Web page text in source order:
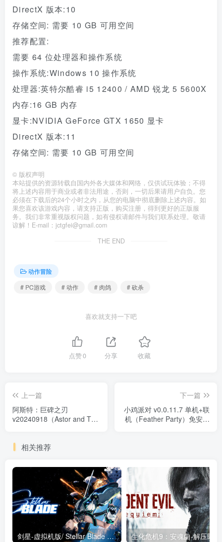
DirectX 版本:10
存储空间: 需要 10 GB 可用空间
推荐配置:
需要 64 位处理器和操作系统
操作系统:Windows 10 操作系统
处理器:英特尔酷睿 i5 12400 / AMD 锐龙 5 5600X
内存:16 GB 内存
显卡:NVIDIA GeForce GTX 1650 显卡
DirectX 版本:11
存储空间: 需要 10 GB 可用空间
© 版权声明
本站提供的资源转载自国内外各大媒体和网络，仅供试玩体验；不得
将上述内容用于商业或者非法用途，否则，一切后果请用户自负。您
必须在下载后的24个小时之内，从您的电脑中彻底删除上述内容。如
果您喜欢该游戏内容，请支持正版，购买注册，得到更好的正版服
务。我们非常重视版权问题，如有侵权请邮件与我们联系处理。敬请
谅解！E-mail：jctgfei@gmail.com
THE END
动作冒险
# PC游戏
# 动作 # 肉鸽 # 砍杀
喜欢就支持一下吧
点赞0 分享 收藏
上一篇
阿斯特：巨碑之刃
v20240918（Astor and The
下一篇
小鸡派对 v0.0.11.7 单机+联
机（Feather Party）免安装
相关推荐
剑星-虚拟机版/ Stellar Blade v1.4.1|Build.19963153 终极版新补丁 送修改器 免安装中文版